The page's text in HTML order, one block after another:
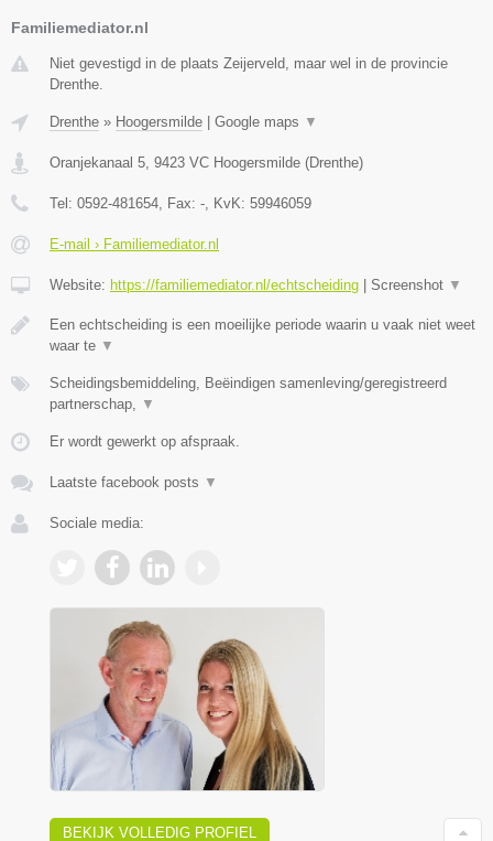
Familiemediator.nl
Niet gevestigd in de plaats Zeijerveld, maar wel in de provincie
Drenthe.
Drenthe » Hoogersmilde | Google maps ▼
Oranjekanaal 5 9423 VC Hoogersmilde (Drenthe)
Tel: 0592-481654 , Fax: - , KvK: 59946059
E-mail › Familiemediator.nl
Website: https://familiemediator.nl/echtscheiding | Screenshot ▼
Een echtscheiding is een moeilijke periode waarin u vaak niet weet
waar te ▼
Scheidingsbemiddeling, Beëindigen samenleving/geregistreerd
partnerschap,
▼
Er wordt gewerkt op afspraak.
Laatste facebook posts ▼
Sociale media:
BEKIJK VOLLEDIG PROFIEL